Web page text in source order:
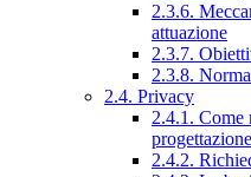
2.3.6.
attuazione
2.3.7.
2.3.8.
2.4. Privacy
2.4.1. Come
2.4.2.